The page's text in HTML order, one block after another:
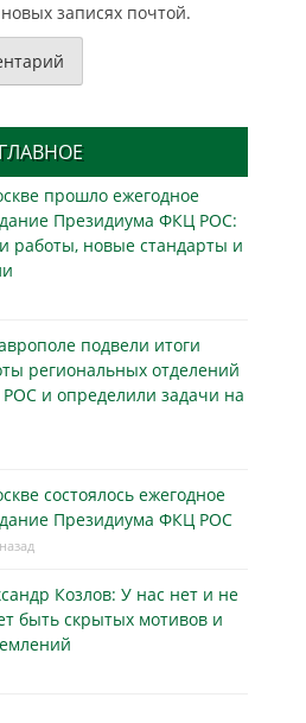
записях почтой.
ГЛАВНОЕ
прошло ежегодное
Президиума ФКЦ РОС:
работы, новые стандарты и
подвели итоги
региональных отделений
и определили задачи на
состоялось ежегодное
Президиума ФКЦ РОС
Козлов: У нас нет и не
быть скрытых мотивов и